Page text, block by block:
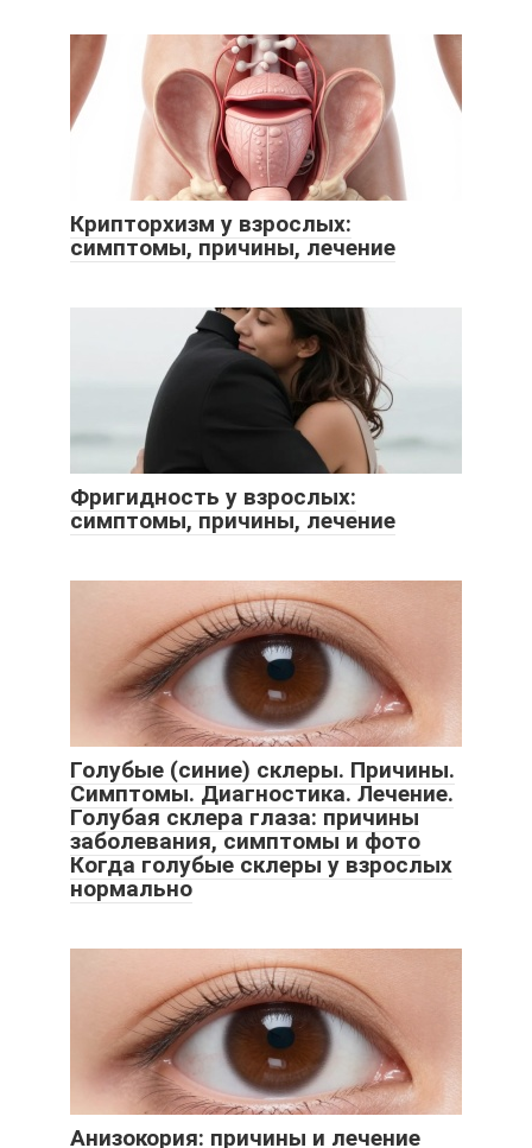
Крипторхизм у взрослых:
симптомы, причины, лечение
Фригидность у взрослых:
симптомы, причины, лечение
Голубые (синие) склеры. Причины.
Симптомы. Диагностика. Лечение.
Голубая склера глаза: причины
заболевания, симптомы и фото
Когда голубые склеры у взрослых
нормально
Анизокория: причины и лечение